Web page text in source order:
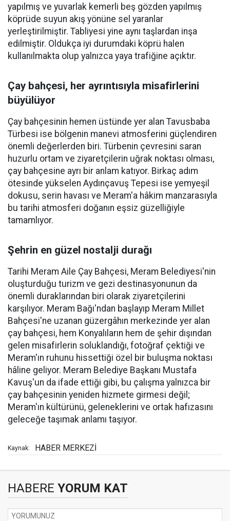
yapılmış ve yuvarlak kemerli beş gözden yapılmış
köprüde suyun akış yönüne sel yaranlar
yerleştirilmiştir. Tabliyesi yine aynı taşlardan inşa
edilmiştir. Oldukça iyi durumdaki köprü halen
kullanılmakta olup yalnızca yaya trafiğine açıktır.
Çay bahçesi, her ayrıntısıyla misafirlerini
büyülüyor
Çay bahçesinin hemen üstünde yer alan Tavusbaba
Türbesi ise bölgenin manevi atmosferini güçlendiren
önemli değerlerden biri. Türbenin çevresini saran
huzurlu ortam ve ziyaretçilerin uğrak noktası olması,
çay bahçesine ayrı bir anlam katıyor. Birkaç adım
ötesinde yükselen Aydınçavuş Tepesi ise yemyeşil
dokusu, serin havası ve Meram'a hâkim manzarasıyla
bu tarihi atmosferi doğanın eşsiz güzelliğiyle
tamamlıyor.
Şehrin en güzel nostalji durağı
Tarihi Meram Aile Çay Bahçesi, Meram Belediyesi'nin
oluşturduğu turizm ve gezi destinasyonunun da
önemli duraklarından biri olarak ziyaretçilerini
karşılıyor. Meram Bağı'ndan başlayıp Meram Millet
Bahçesi'ne uzanan güzergâhın merkezinde yer alan
çay bahçesi, hem Konyalıların hem de şehir dışından
gelen misafirlerin soluklandığı, fotoğraf çektiği ve
Meram'ın ruhunu hissettiği özel bir buluşma noktası
hâline geliyor. Meram Belediye Başkanı Mustafa
Kavuş'un da ifade ettiği gibi, bu çalışma yalnızca bir
çay bahçesinin yeniden hizmete girmesi değil;
Meram'ın kültürünü, geleneklerini ve ortak hafızasını
geleceğe taşımak anlamı taşıyor.
Kaynak: HABER MERKEZİ
HABERE YORUM KAT